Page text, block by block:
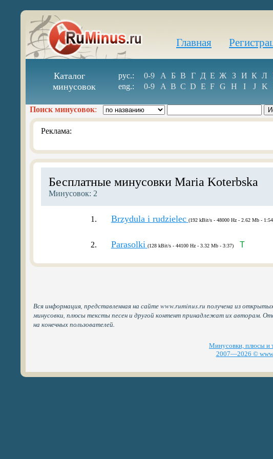
Главная
Каталог
минусовок
рус.: 0-9 А Б В Г Д Е Ж З И К Л
eng.:
0-9 A B C D E F G H I J K
Поиск минусовок:
Реклама:
Бесплатные минусовки Maria Koterbska
Минусовок: 2
1. Brzydula i rudzielec (192 kBit/s - 48000 Hz - 2.62 Mb -
2. Parasolki (128 kBit/s - 44100 Hz - 3.32 Mb - 3:37) T
Вся информация, представленная на сайте www.ruminus.ru получена из
минусовки, плюсы тексты песен и другой контент принадлежат их авторам.
на конечных пользователей.
Минусовки, плюсы и
2007—2026 ©